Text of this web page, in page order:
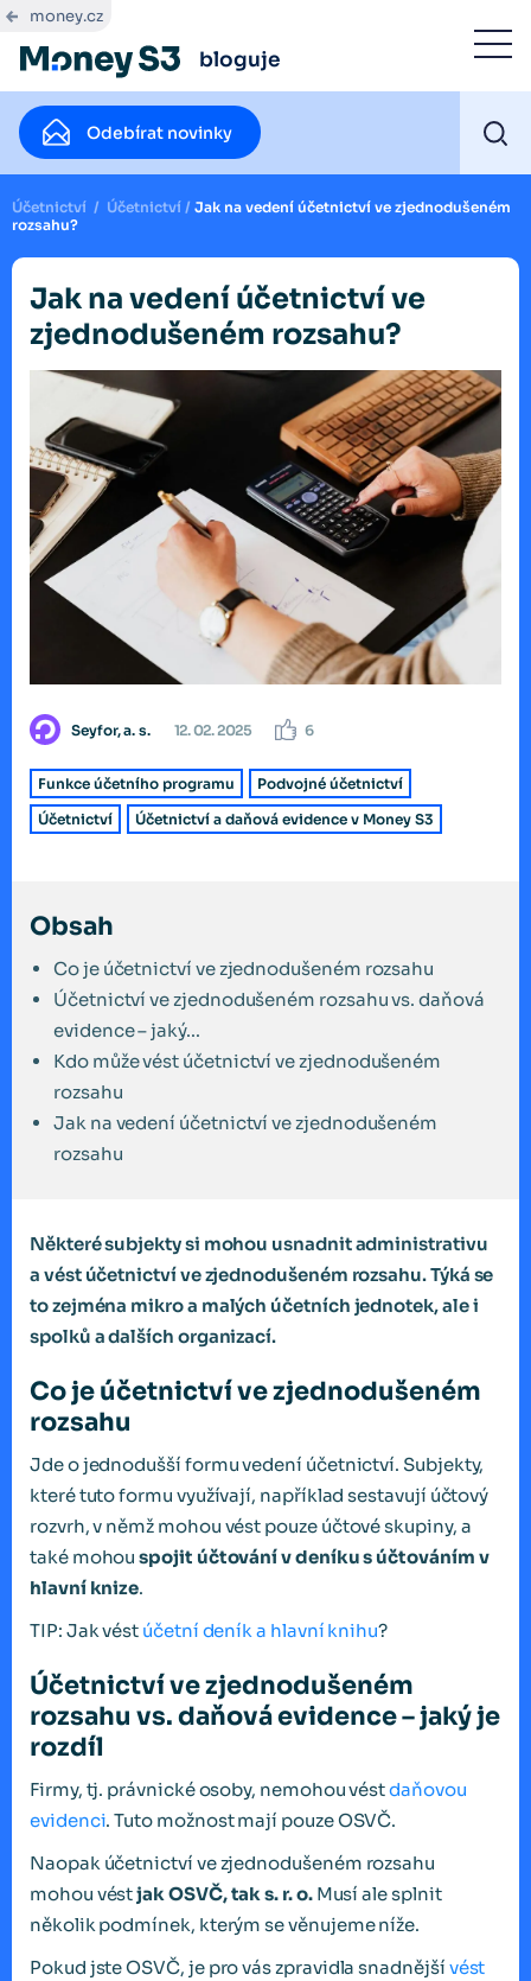
money.cz
bloguje
Odebírat novinky
Účetnictví / Účetnictví / Jak na vedení účetnictví ve zjednodušeném
rozsahu?
Jak na vedení účetnictví ve
zjednodušeném rozsahu?
Seyfor, a. s. 12. 02. 2025 6
Funkce účetního programu
Podvojné účetnictví
Účetnictví
Účetnictví a daňová evidence v Money S3
Obsah
Co je účetnictví ve zjednodušeném rozsahu
Účetnictví ve zjednodušeném rozsahu vs. daňová
evidence – jaký...
Kdo může vést účetnictví ve zjednodušeném
rozsahu
Jak na vedení účetnictví ve zjednodušeném
rozsahu
Některé subjekty si mohou usnadnit administrativu
a vést účetnictví ve zjednodušeném rozsahu. Týká se
to zejména mikro a malých účetních jednotek, ale i
spolků a dalších organizací.
Co je účetnictví ve zjednodušeném
rozsahu
Jde o jednodušší formu vedení účetnictví. Subjekty,
které tuto formu využívají, například sestavují účtový
rozvrh, v němž mohou vést pouze účtové skupiny, a
také mohouspojit účtování v deníku s účtováním v
hlavní knize.
TIP: Jak vést účetní deník a hlavní knihu?
Účetnictví ve zjednodušeném
rozsahu vs. daňová evidence – jaký je
rozdíl
Firmy, tj. právnické osoby, nemohou véstdaňovou
evidenci. Tuto možnost mají pouze OSVČ.
Naopak účetnictví ve zjednodušeném rozsahu
mohou véstjak OSVČ, tak s. r. o.Musí ale splnit
několik podmínek, kterým se věnujeme níže.
Pokud jste OSVČ, je pro vás zpravidla snadnější vést